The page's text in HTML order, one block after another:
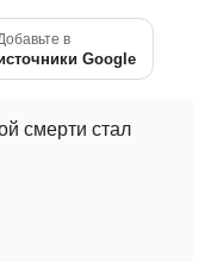
в
Google
смерти стал